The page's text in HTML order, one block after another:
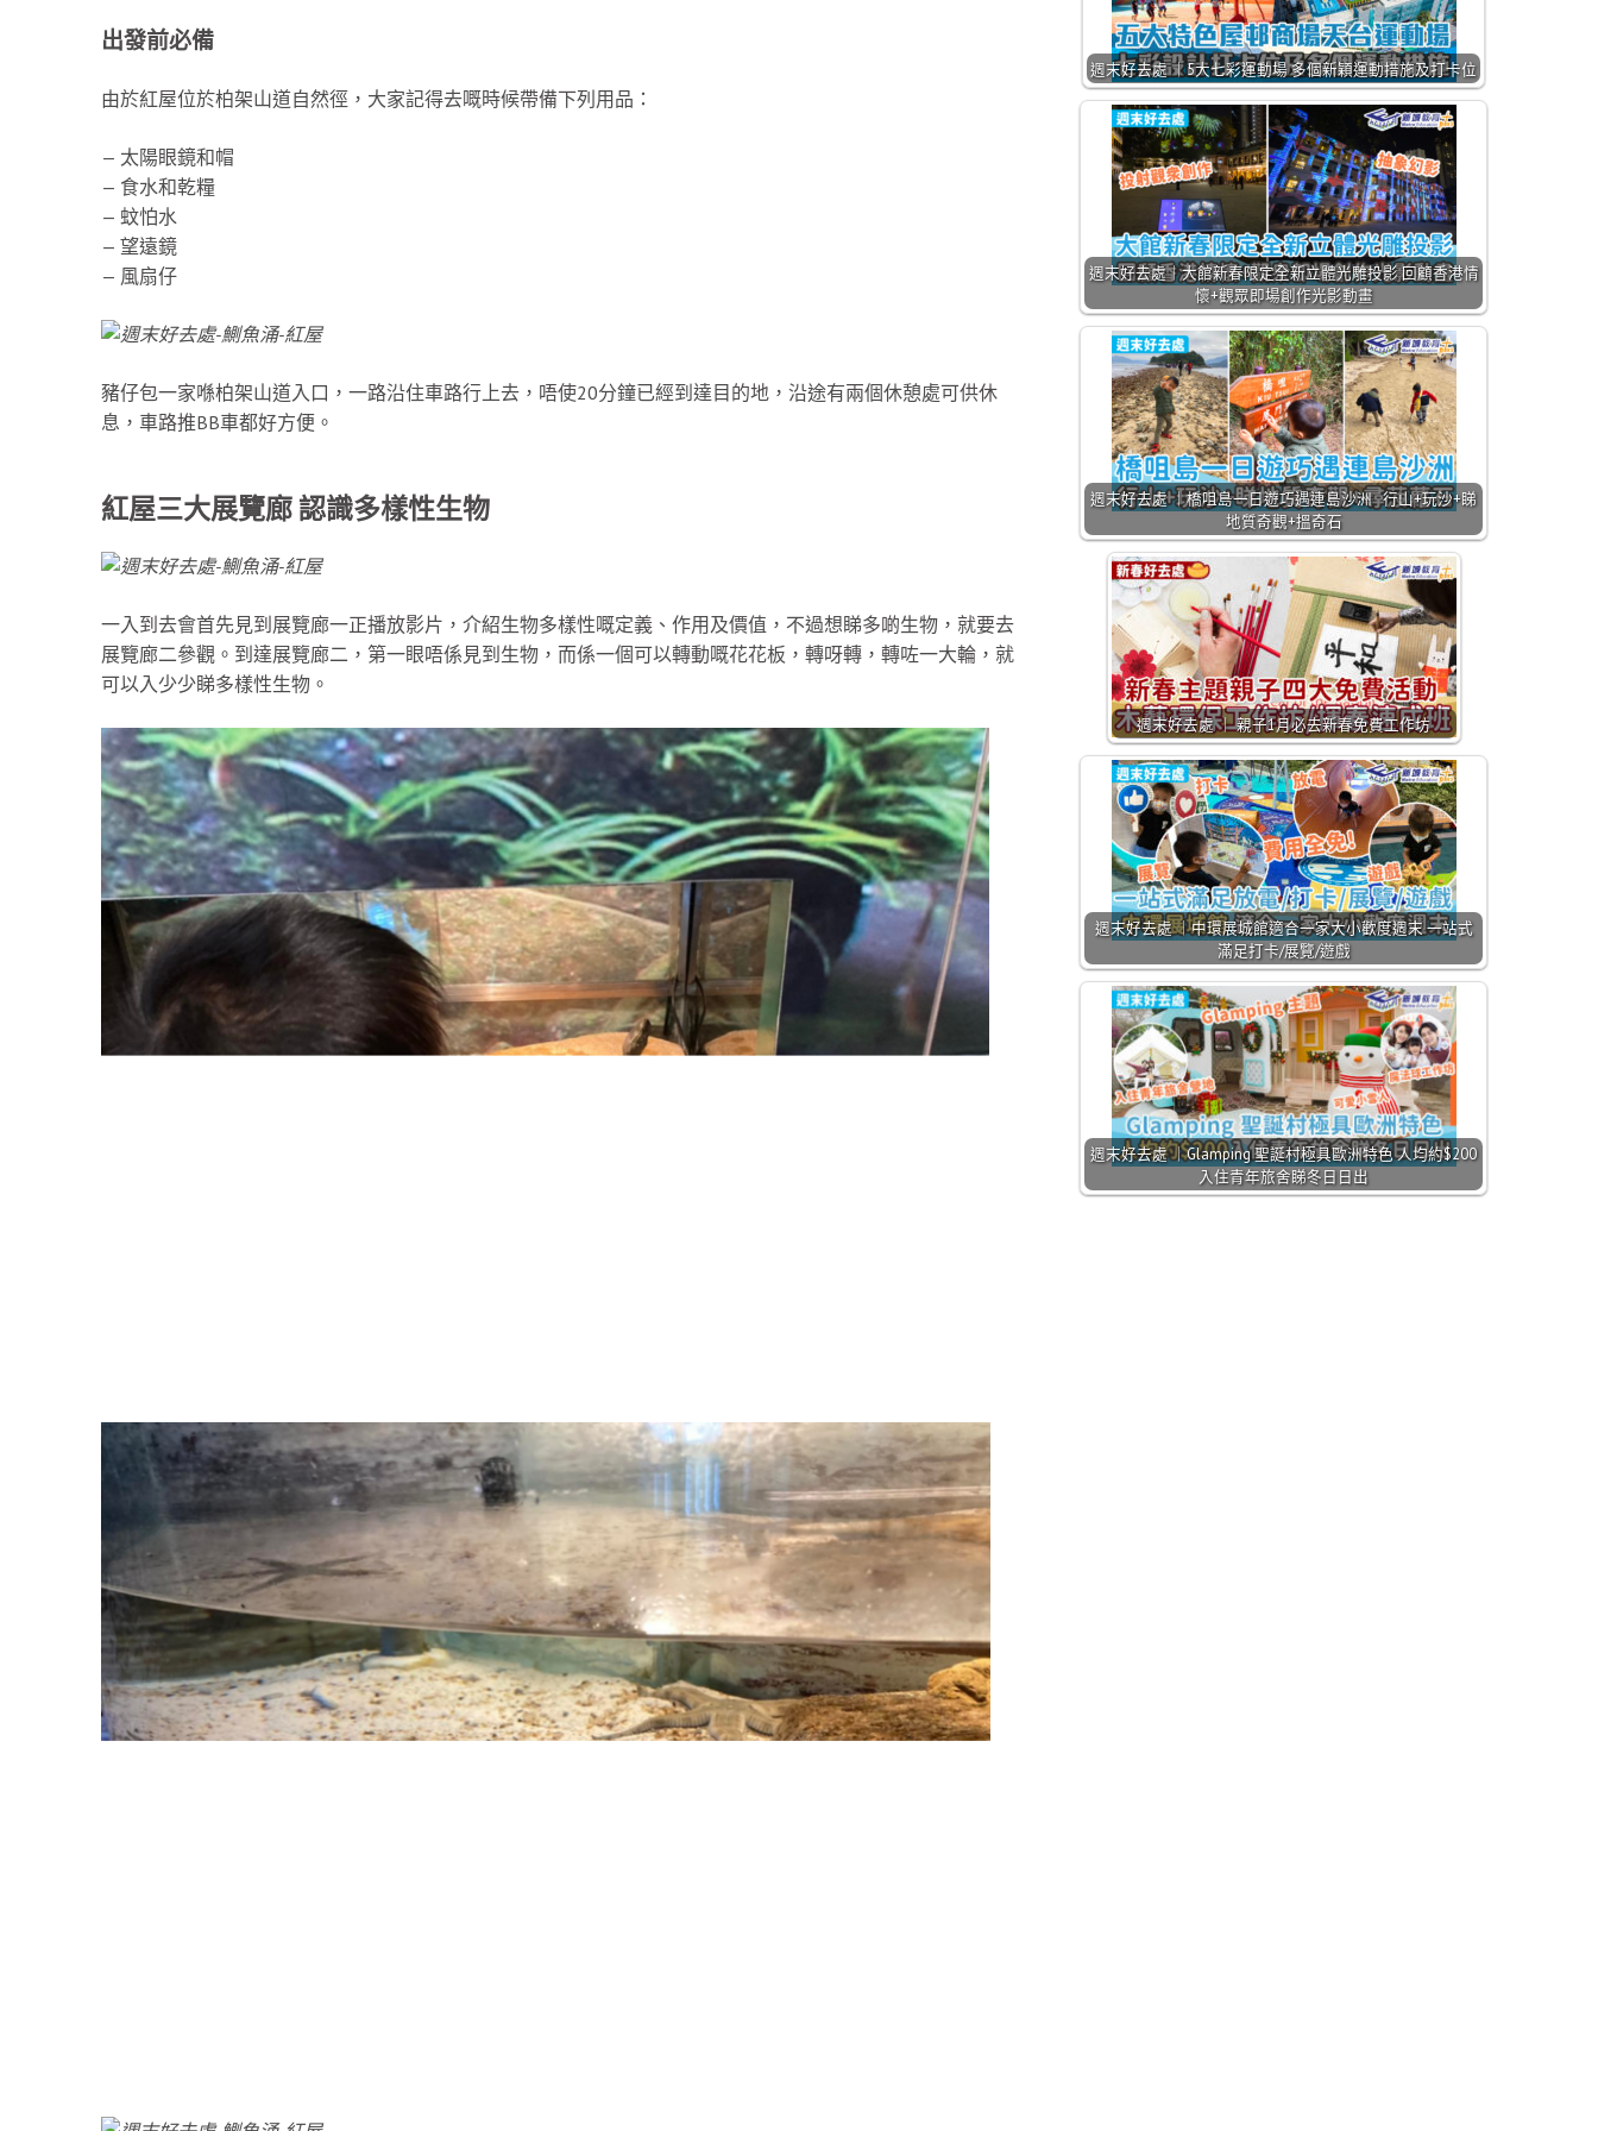
出發前必備
由於紅屋位於柏架山道自然徑，大家記得去嘅時候帶備下列用品：
— 太陽眼鏡和帽
— 食水和乾糧
— 蚊怕水
— 望遠鏡
— 風扇仔
豬仔包一家喺柏架山道入口，一路沿住車路行上去，唔使20分鐘已經到達目的地，沿途有兩個休憩處可供休
息，車路推BB車都好方便。
紅屋三大展覽廊 認識多樣性生物
一入到去會首先見到展覽廊一正播放影片，介紹生物多樣性嘅定義、作用及價值，不過想睇多啲生物，就要去
展覽廊二參觀。到達展覽廊二，第一眼唔係見到生物，而係一個可以轉動嘅花花板，轉呀轉，轉咗一大輪，就
可以入少少睇多樣性生物。
週末好去處 ｜5大七彩運動場 多個新穎運動措施及打卡位
週末好去處｜大館新春限定全新立體光雕投影 回顧香港情
懷+觀眾即場創作光影動畫
週末好去處 ｜橋咀島一日遊巧遇連島沙洲 行山+玩沙+睇
地質奇觀+搵奇石
週末好去處 ｜ 親子1月必去新春免費工作坊
週末好去處 ｜中環展城館適合一家大小歡度週末 一站式
滿足打卡/展覽/遊戲
週末好去處 ｜Glamping 聖誕村極具歐洲特色 人均約$200
入住青年旅舍睇冬日日出